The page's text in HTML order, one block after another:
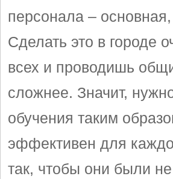
персонала –
Сделать это в городе
всех и проводишь
сложнее. Значит,
обучения таким
эффективен для
так, чтобы они были